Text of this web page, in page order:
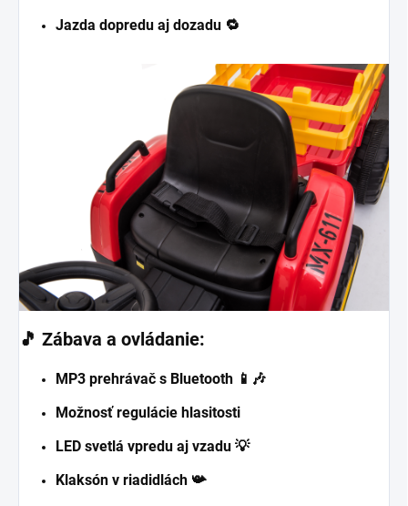
Jazda dopredu aj dozadu 🔁
🎵 Zábava a ovládanie:
MP3 prehrávač s Bluetooth 📱🎶
Možnosť regulácie hlasitosti
LED svetlá vpredu aj vzadu 💡
Klaksón v riadidlách 📯